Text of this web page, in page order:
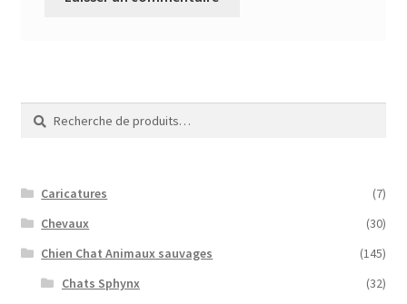
Recherche
pour :
Recherche
Caricatures
(7)
Chevaux
(30)
Chien Chat Animaux sauvages
(145)
Chats Sphynx
(32)